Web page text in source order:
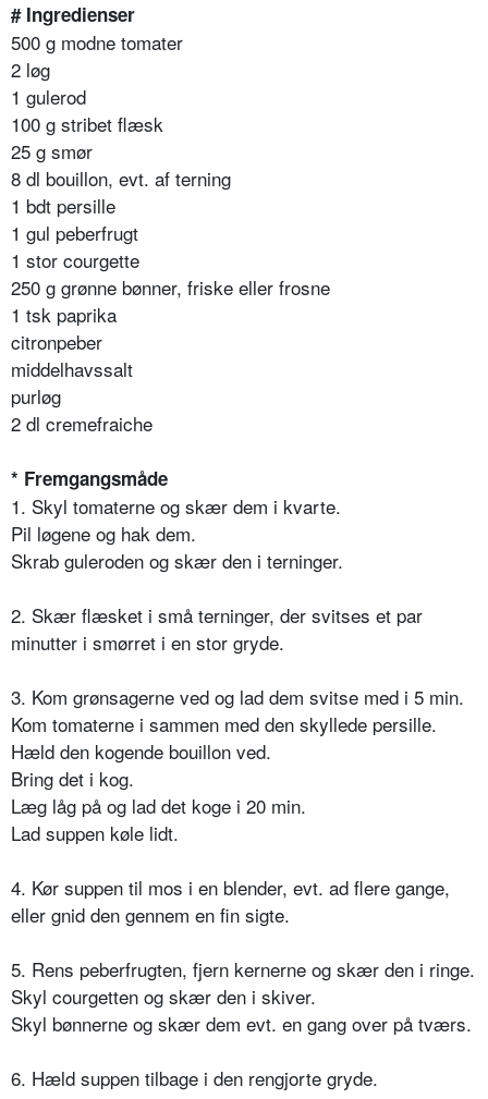
# Ingredienser
500 g modne tomater
2 løg
1 gulerod
100 g stribet flæsk
25 g smør
8 dl bouillon, evt. af terning
1 bdt persille
1 gul peberfrugt
1 stor courgette
250 g grønne bønner, friske eller frosne
1 tsk paprika
citronpeber
middelhavssalt
purløg
2 dl cremefraiche
* Fremgangsmåde
1. Skyl tomaterne og skær dem i kvarte.
Pil løgene og hak dem.
Skrab guleroden og skær den i terninger.
2. Skær flæsket i små terninger, der svitses et par
minutter i smørret i en stor gryde.
3. Kom grønsagerne ved og lad dem svitse med i 5 min.
Kom tomaterne i sammen med den skyllede persille.
Hæld den kogende bouillon ved.
Bring det i kog.
Læg låg på og lad det koge i 20 min.
Lad suppen køle lidt.
4. Kør suppen til mos i en blender, evt. ad flere gange,
eller gnid den gennem en fin sigte.
5. Rens peberfrugten, fjern kernerne og skær den i ringe.
Skyl courgetten og skær den i skiver.
Skyl bønnerne og skær dem evt. en gang over på tværs.
6. Hæld suppen tilbage i den rengjorte gryde.